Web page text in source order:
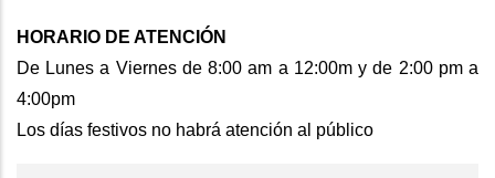
HORARIO DE ATENCIÓN
De Lunes a Viernes de 8:00 am a 12:00m y de 2:00 pm a
4:00pm
Los días festivos no habrá atención al público